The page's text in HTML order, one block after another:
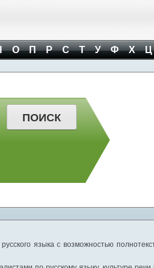
О П Р С Т У Ф Х Ц
языка с возможностью